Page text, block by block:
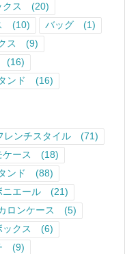
ス
(20)
(10) バッグ
(1)
ス
(9)
(16)
ンド
(16)
レンチスタイル
(71)
ース
(18)
ンド
(88)
ニエール
(21)
ロンケース
(5)
クス
(6)
(9)